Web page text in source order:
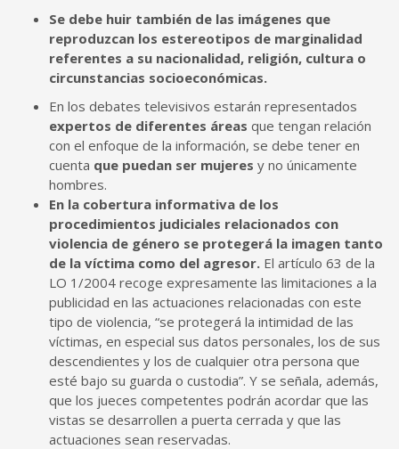
Se debe huir también de las imágenes que
reproduzcan los estereotipos de marginalidad
referentes a su nacionalidad, religión, cultura o
circunstancias socioeconómicas.
En los debates televisivos estarán representados
expertos de diferentes áreas que tengan relación
con el enfoque de la información, se debe tener en
cuenta que puedan ser mujeres y no únicamente
hombres.
En la cobertura informativa de los
procedimientos judiciales relacionados con
violencia de género se protegerá la imagen tanto
de la víctima como del agresor. El artículo 63 de la
LO 1/2004 recoge expresamente las limitaciones a la
publicidad en las actuaciones relacionadas con este
tipo de violencia, “se protegerá la intimidad de las
víctimas, en especial sus datos personales, los de sus
descendientes y los de cualquier otra persona que
esté bajo su guarda o custodia”. Y se señala, además,
que los jueces competentes podrán acordar que las
vistas se desarrollen a puerta cerrada y que las
actuaciones sean reservadas.